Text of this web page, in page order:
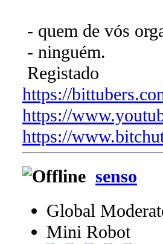
- quem de vós
- ninguém.
Registado
https://
https://
https://
senso
Global
Mini Robot